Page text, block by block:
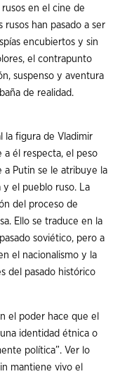
en el cine de
han pasado a ser
encubiertos y sin
el contrapunto
suspenso y aventura
de realidad.
la figura de Vladimir
él respecta, el peso
a Putin se le atribuye la
y el pueblo ruso. La
del proceso de
Ello se traduce en la
soviético, pero a
el nacionalismo y la
del pasado histórico
el poder hace que el
identidad étnica o
política”. Ver lo
mantiene vivo el